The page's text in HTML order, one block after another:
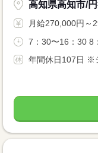
高知県高知市/
月給270,000円～
7：30〜16：30 8
年間休日107日 ※